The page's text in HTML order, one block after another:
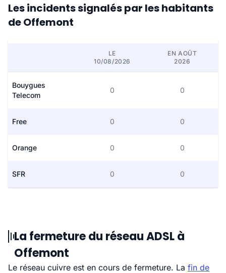
Les incidents signalés par les habitants
de Offemont
LE
10/08/2026
EN AOÛT
2026
Bouygues
Telecom
0 0
Free 0 0
Orange 0 0
SFR 0 0
La fermeture du réseau ADSL à
Offemont
Le réseau cuivre est en cours de fermeture. La fin de